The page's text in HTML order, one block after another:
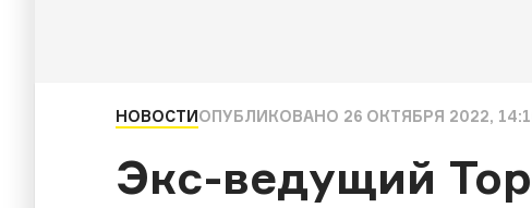
НОВОСТИОПУБЛИКОВАНО 26 ОКТЯБРЯ 2022,
Экс-ведущий